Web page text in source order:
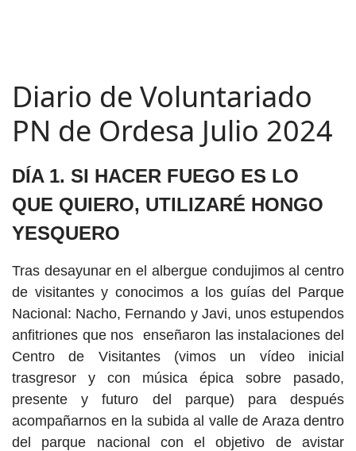
Diario de Voluntariado
PN de Ordesa Julio 2024
DÍA1. SI HACER FUEGO ES LO
QUE QUIERO, UTILIZARÉ HONGO
YESQUERO
Tras desayunar en el albergue condujimos al centro
de visitantes y conocimos a los guías del Parque
Nacional: Nacho, Fernando y Javi, unos estupendos
anfitriones que nos enseñaron las instalaciones del
Centro de Visitantes (vimos un vídeo inicial
trasgresor y con música épica sobre pasado,
presente y futuro del parque) para después
acompañarnos en la subida al valle de Araza dentro
del parque nacional con el objetivo de avistar